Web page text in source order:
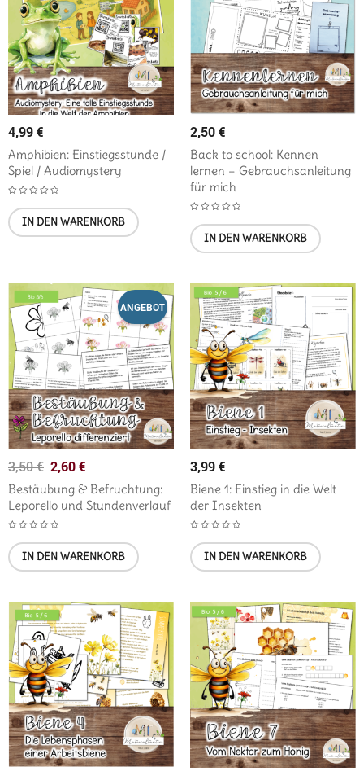
4,99€
Amphibien: Einstiegsstunde /
Spiel / Audiomystery
IN DEN WARENKORB
2,50€
Back to school: Kennen
lernen – Gebrauchsanleitung
für mich
IN DEN WARENKORB
ANGEBOT
3,50€ 2,60€
Bestäubung & Befruchtung:
Leporello und Stundenverlauf
IN DEN WARENKORB
3,99€
Biene 1: Einstieg in die Welt
der Insekten
IN DEN WARENKORB